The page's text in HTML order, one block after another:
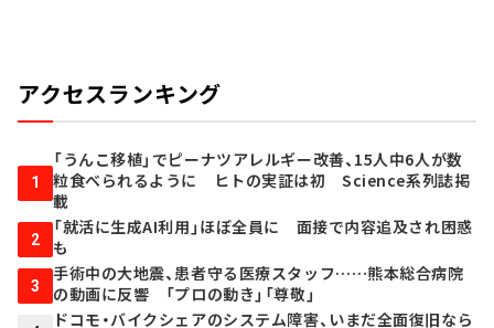
アクセスランキング
1
「うんこ移植」でピーナツアレルギー改善、15人中6人が数
粒食べられるように ヒトの実証は初 Science系列誌掲
載
2
「就活に生成AI利用」ほぼ全員に 面接で内容追及され困惑
も
3
手術中の大地震、患者守る医療スタッフ……熊本総合病院
の動画に反響 「プロの動き」「尊敬」
ドコモ・バイクシェアのシステム障害、いまだ全面復旧なら